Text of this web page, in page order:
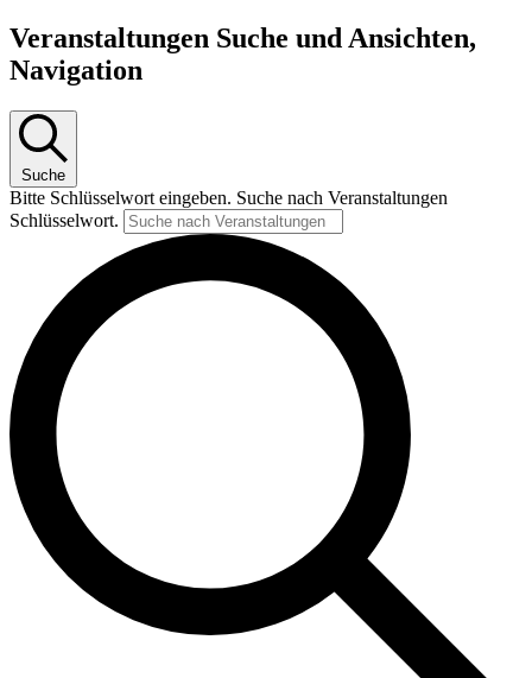
Veranstaltungen Suche und Ansichten,
Navigation
Suche
Bitte Schlüsselwort eingeben. Suche nach Veranstaltungen
Schlüsselwort.